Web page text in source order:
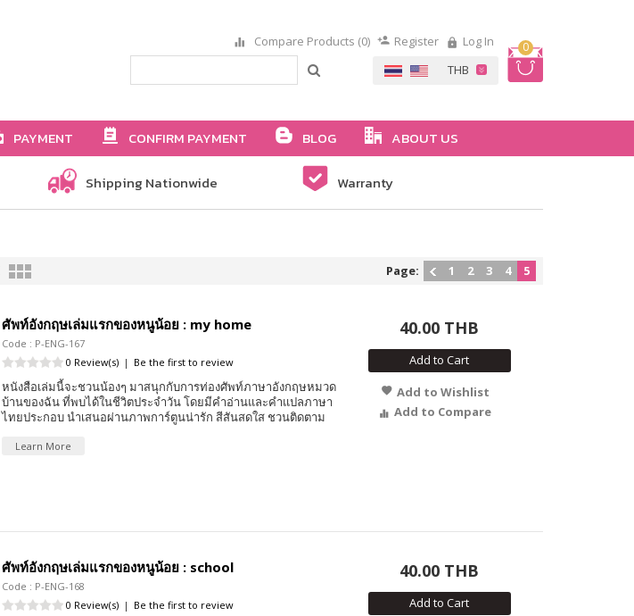
0
Compare Products (0) Register Log In
PAYMENT CONFIRM PAYMENT BLOG ABOUT US
Shipping Nationwide Warranty
Page: 1 2 3 4 5
ศัพท์อังกฤษเล่มแรกของหนูน้อย : my home
Code : P-ENG-167
0 Review(s) | Be the first to review
หนังสือเล่มนี้จะชวนน้องๆ มาสนุกกับการท่องศัพท์ภาษาอังกฤษหมวด
บ้านของฉัน ที่พบได้ในชีวิตประจำวัน โดยมีคำอ่านและคำแปลภาษา
ไทยประกอบ นำเสนอผ่านภาพการ์ตูนน่ารัก สีสันสดใส ชวนติดตาม
Learn More
40.00 THB
Add to Cart
Add to Wishlist
Add to Compare
ศัพท์อังกฤษเล่มแรกของหนูน้อย : school
Code : P-ENG-168
0 Review(s) | Be the first to review
40.00 THB
Add to Cart